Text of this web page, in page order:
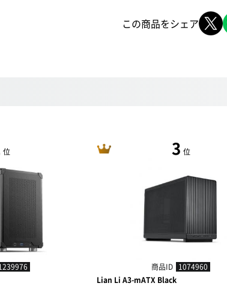
この商品をシェア
位 3 位
商品ID 1074960
Lian Li A3-mATX Black